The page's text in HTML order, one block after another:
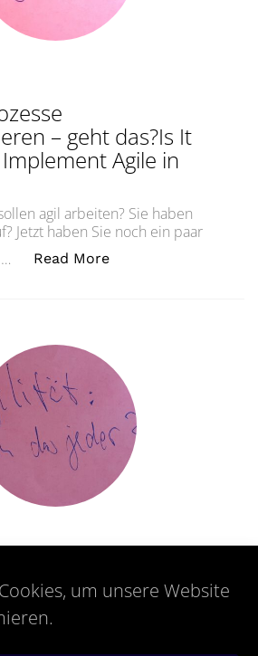
um unsere Website
– geht das?Is It
Agile in
agil arbeiten? Sie haben
Jetzt haben Sie noch ein paar
Read More„Agile Teilprozesse
das jeder?Agility –
Do It?
Sie wollen es selbst?
schon ein paar erste agile